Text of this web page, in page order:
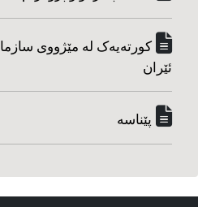
کورته‌یه‌ک له مێژووی
ئێران
پێناسه‌